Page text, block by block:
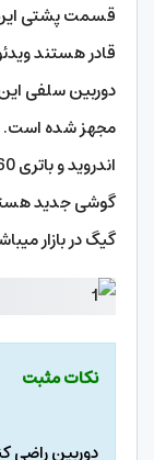
قسمت پشتی
قادر هستند ویدئوی 4 کا را ثبت و
گیگ در بازار
نکات مثبت